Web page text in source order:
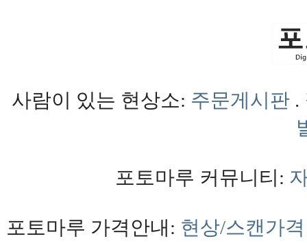
사람이 있는 현상소: 주문게시판 .
포토마루 커뮤니티:
포토마루 가격안내: 현상/스캔가격